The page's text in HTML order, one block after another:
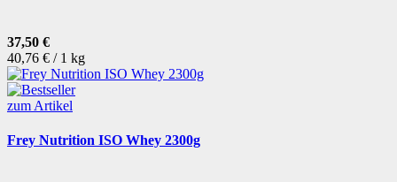
37,50 €
40,76 € / 1 kg
zum Artikel
Frey Nutrition ISO Whey 2300g